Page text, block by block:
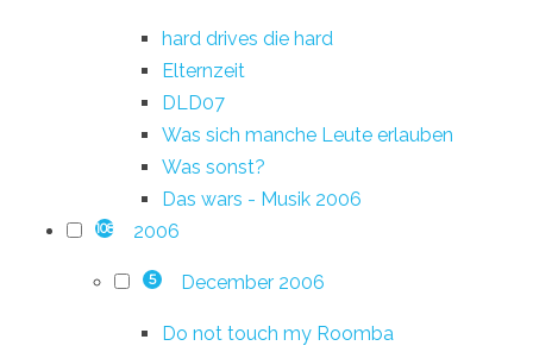
hard drives die hard
Elternzeit
DLD07
Was sich manche Leute erlauben
Was sonst?
Das wars - Musik 2006
108 2006
5 December 2006
Do not touch my Roomba